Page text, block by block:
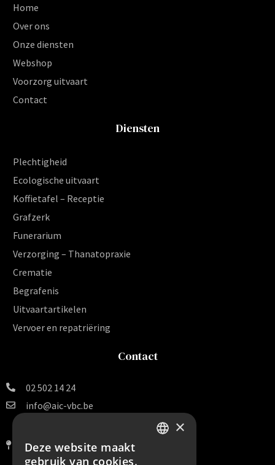
Home
Over ons
Onze diensten
Webshop
Voorzorg uitvaart
Contact
Diensten
Plechtigheid
Ecologische uitvaart
Koffietafel – Receptie
Grafzerk
Funerarium
Verzorging – Thanatopraxie
Crematie
Begrafenis
Uitvaartartikelen
Vervoer en repatriëring
Contact
02 502 14 24
info@aic-vbc.be
Begrafenissen en Crematies v.z.w.
Van Arteveldestraat 140 B 16
×
Deze website maakt
gebruik van cookies.